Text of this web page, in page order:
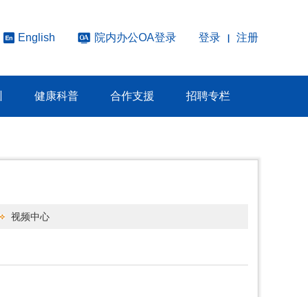
English 院内办公OA登录 登录 注册
健康科普 合作支援 招聘专栏
视频中心